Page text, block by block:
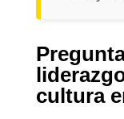
cultura